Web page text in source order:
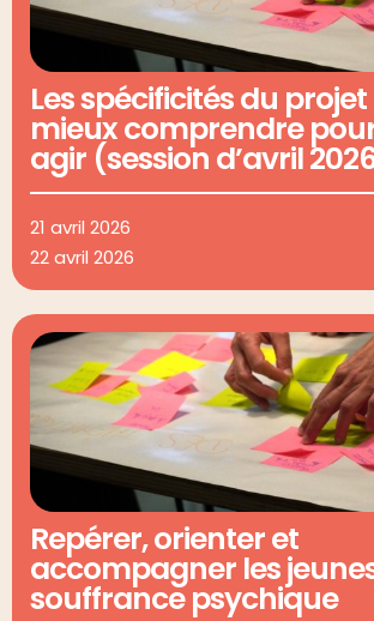
Les spécificités du projet
mieux comprendre
agir (session d’avril
21 avril 2026
22 avril 2026
Repérer, orienter et
accompagner les
souffrance psychique